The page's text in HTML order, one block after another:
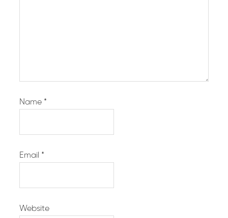
Name *
Email *
Website